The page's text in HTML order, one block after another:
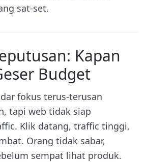
sat-set.
Kapan
Budget
fokus terus-terusan
tapi web tidak siap
Klik datang, traffic tinggi,
Orang tidak sabar,
sempat lihat produk.